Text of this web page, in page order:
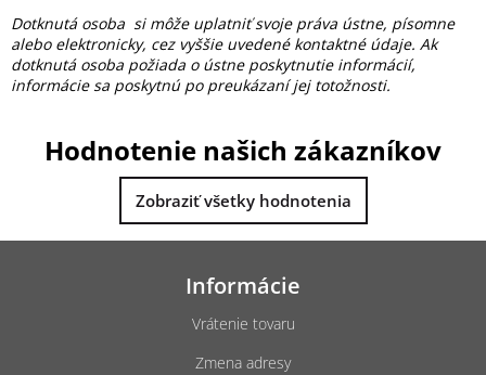
Dotknutá osoba si môže uplatniť svoje práva ústne, písomne
alebo elektronicky, cez vyššie uvedené kontaktné údaje. Ak
dotknutá osoba požiada o ústne poskytnutie informácií,
informácie sa poskytnú po preukázaní jej totožnosti.
Hodnotenie našich zákazníkov
Zobraziť všetky hodnotenia
Informácie
Vrátenie tovaru
Zmena adresy